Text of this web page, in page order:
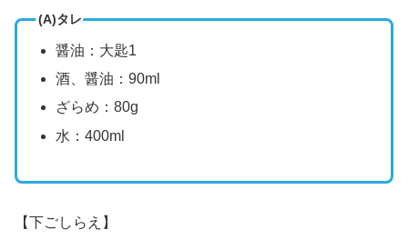
(A)タレ
醤油：大匙1
酒、醤油：90ml
ざらめ：80g
水：400ml
【下ごしらえ】